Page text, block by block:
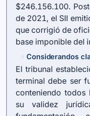
$246.156.100.
de 2021, el SII
que corrigió de
base imponible del
Considerandos
El tribunal
terminal debe ser
conteniendo todos
su validez